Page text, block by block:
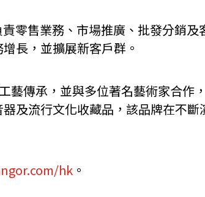
零售業務、市場推廣、批發分銷
長，並擴展新客戶群。
傳承，並與多位著名藝術家合作
及流行文化收藏品，該品牌在不
hk 。